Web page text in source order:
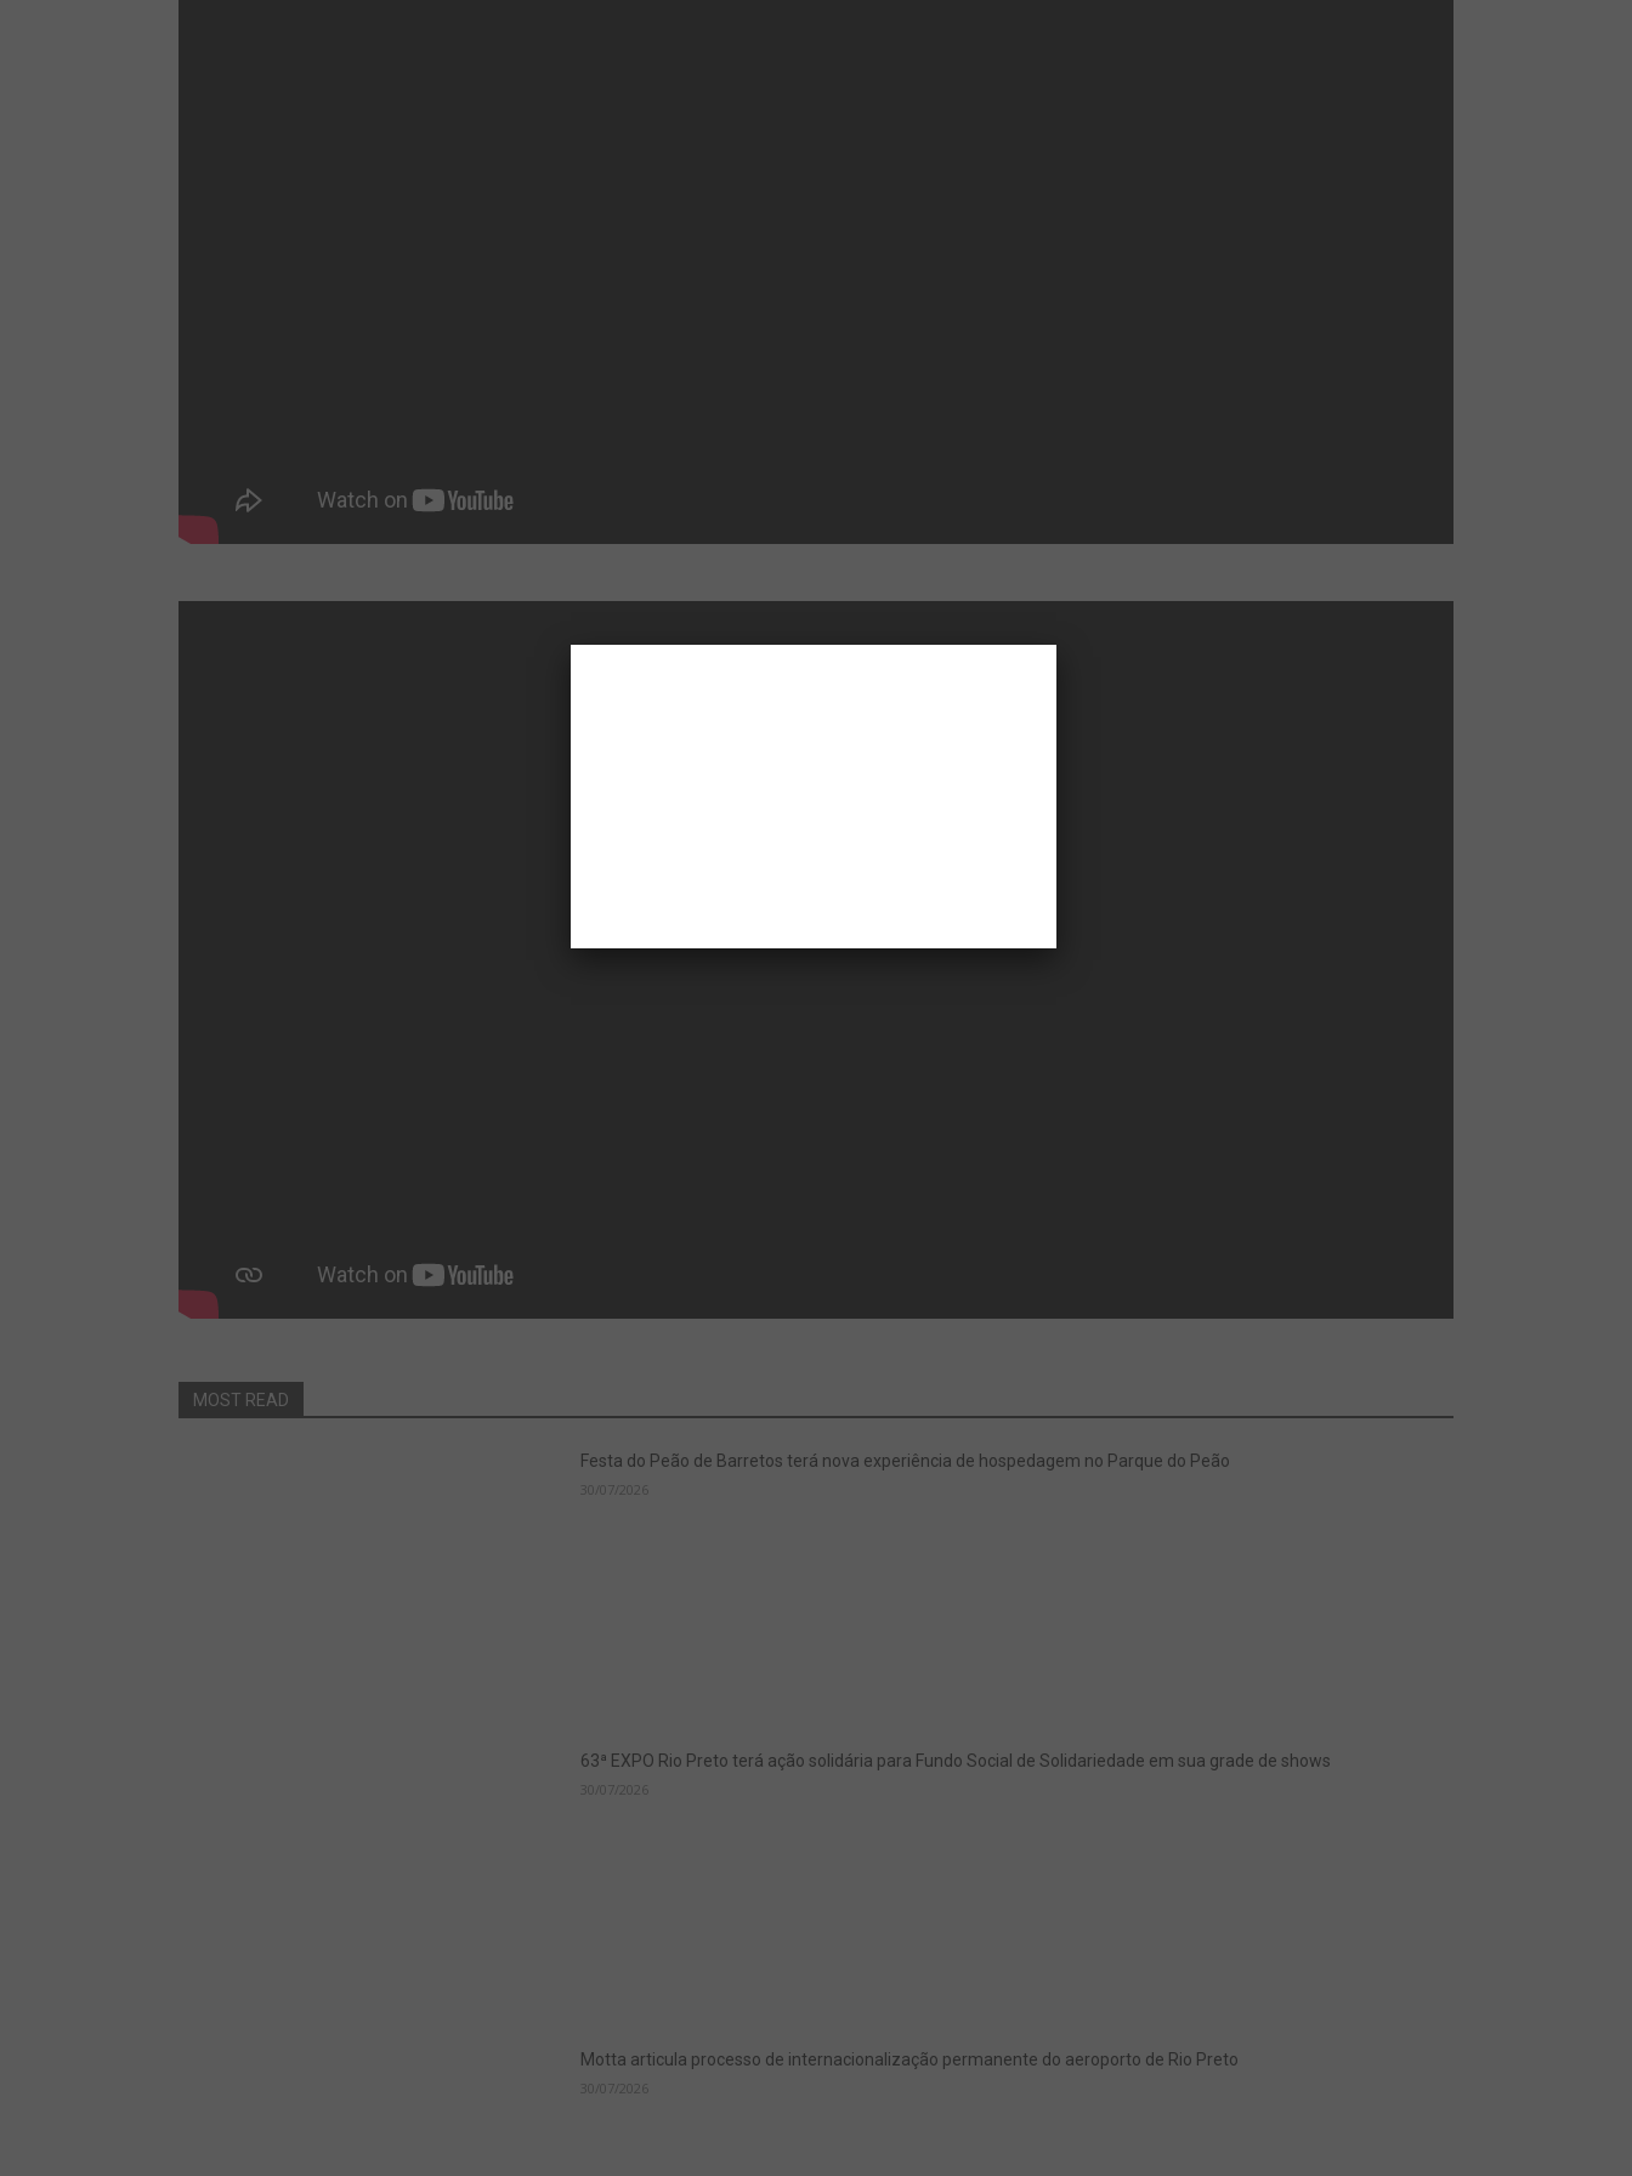
MOST READ
Festa do Peão de Barretos terá nova experiência de hospedagem no Parque do Peão
30/07/2026
63ª EXPO Rio Preto terá ação solidária para Fundo Social de Solidariedade em sua grade de shows
30/07/2026
Motta articula processo de internacionalização permanente do aeroporto de Rio Preto
30/07/2026